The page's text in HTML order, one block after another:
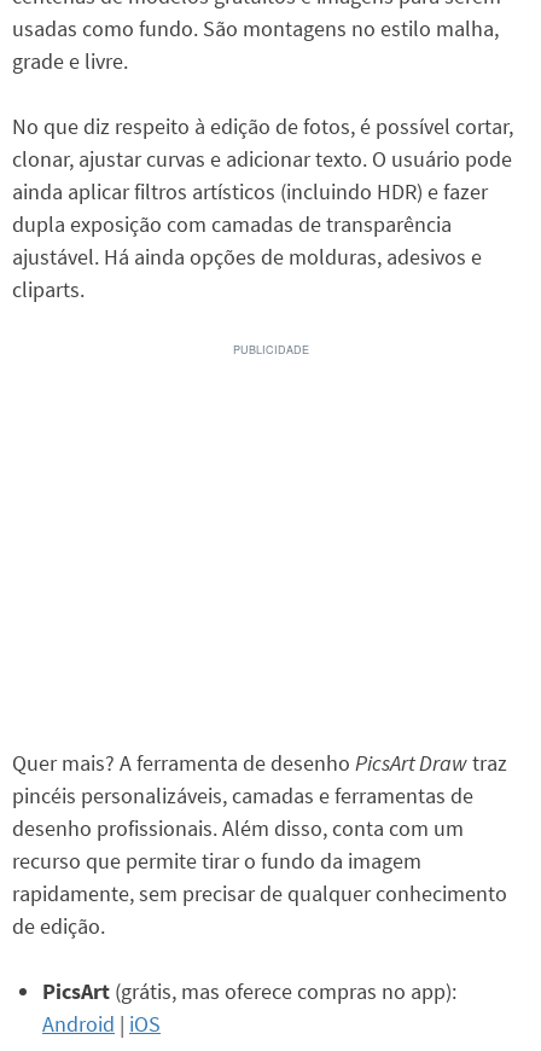
usadas como fundo. São montagens no estilo malha,
grade e livre.
No que diz respeito à edição de fotos, é possível cortar,
clonar, ajustar curvas e adicionar texto. O usuário pode
ainda aplicar filtros artísticos (incluindo HDR) e fazer
dupla exposição com camadas de transparência
ajustável. Há ainda opções de molduras, adesivos e
cliparts.
Quer mais? A ferramenta de desenho PicsArt Drawtraz
pincéis personalizáveis, camadas e ferramentas de
desenho profissionais. Além disso, conta com um
recurso que permite tirar o fundo da imagem
rapidamente, sem precisar de qualquer conhecimento
de edição.
PicsArt (grátis, mas oferece compras no app):
Android | iOS